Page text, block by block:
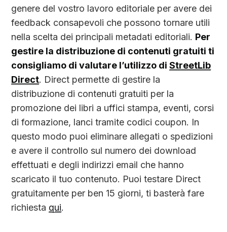
genere del vostro lavoro editoriale per avere dei
feedback consapevoli che possono tornare utili
nella scelta dei principali metadati editoriali. Per
gestire la distribuzione di contenuti gratuiti ti
consigliamo di valutare l’utilizzo diStreetLib
Direct. Direct permette di gestire la
distribuzione di contenuti gratuiti per la
promozione dei libri a uffici stampa, eventi, corsi
di formazione, lanci tramite codici coupon. In
questo modo puoi eliminare allegati o spedizioni
e avere il controllo sul numero dei download
effettuati e degli indirizzi email che hanno
scaricato il tuo contenuto. Puoi testare Direct
gratuitamente per ben 15 giorni, ti basterà fare
richiesta qui.